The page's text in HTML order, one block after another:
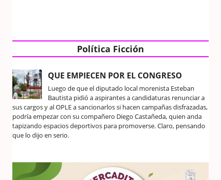
Política Ficción
QUE EMPIECEN POR EL CONGRESO
Luego de que el diputado local morenista Esteban
Bautista pidió a aspirantes a candidaturas renunciar a
sus cargos y al OPLE a sancionarlos si hacen campañas disfrazadas,
podría empezar con su compañero Diego Castañeda, quien anda
tapizando espacios deportivos para promoverse. Claro, pensando
que lo dijo en serio.